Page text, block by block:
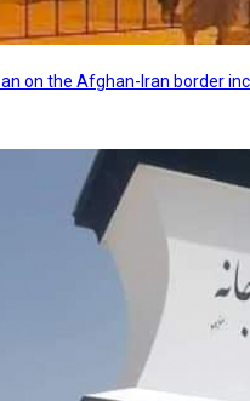
on the Afghan-Iran border